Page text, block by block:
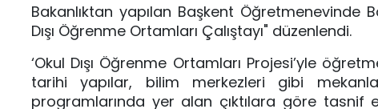
Bakanlıktan yapılan Başkent Öğretmenevinde
Dışı Öğrenme Ortamları Çalıştayı" düzenlendi.
‘Okul Dışı Öğrenme Ortamları Projesi’yle
tarihi yapılar, bilim merkezleri gibi
programlarında yer alan çıktılara göre tasnif